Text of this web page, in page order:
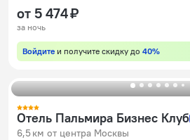
от 5 474 ₽
за ночь
Войдите и получите скидку до 40%
Отель Пальмира Бизнес Клуб
6,5 км от центра Москвы